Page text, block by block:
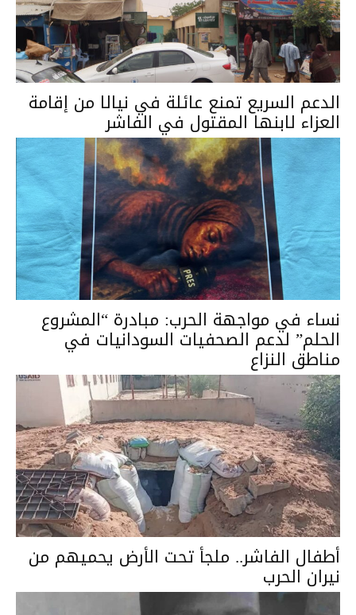
الدعم السريع تمنع عائلة في نيالا من إقامة
العزاء لابنها المقتول في الفاشر
نساء في مواجهة الحرب: مبادرة “المشروع
الحلم” لدعم الصحفيات السودانيات في
مناطق النزاع
أطفال الفاشر.. ملجأ تحت الأرض يحميهم من
نيران الحرب